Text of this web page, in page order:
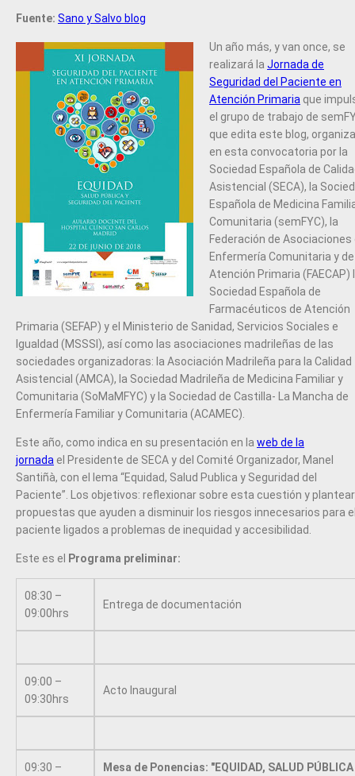
Fuente: Sano y Salvo blog
Un año más, y van once, se
realizará la Jornada de
Seguridad del Paciente en
Atención Primaria que
el grupo de trabajo de
que edita este blog,
en esta convocatoria por la
Sociedad Española de
Asistencial (SECA), la
Española de Medicina
Comunitaria (semFYC), la
Federación de Asociaciones
Enfermería Comunitaria y de
Atención Primaria (FAECAP)
Sociedad Española de
Farmacéuticos de Atención
Primaria (SEFAP) y el Ministerio de Sanidad, Servicios Sociales e
Igualdad (MSSSI), así como las asociaciones madrileñas de las
sociedades organizadoras: la Asociación Madrileña para la Calidad
Asistencial (AMCA), la Sociedad Madrileña de Medicina Familiar y
Comunitaria (SoMaMFYC) y la Sociedad de Castilla- La Mancha de
Enfermería Familiar y Comunitaria (ACAMEC).
Este año, como indica en su presentación en la web de la
jornada el Presidente de SECA y del Comité Organizador, Manel
Santiñà, con el lema “Equidad, Salud Publica y Seguridad del
Paciente”. Los objetivos: reflexionar sobre esta cuestión y plantear
propuestas que ayuden a disminuir los riesgos innecesarios para
paciente ligados a problemas de inequidad y accesibilidad.
Este es el Programa preliminar:
08:30 –
09:00hrs
Entrega de documentación
09:00 –
09:30hrs
Acto Inaugural
09:30 –
Mesa de Ponencias: "EQUIDAD, SALUD PÚBLICA